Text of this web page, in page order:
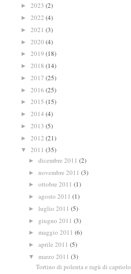
► 2023 (2)
► 2022 (4)
► 2021 (3)
► 2020 (4)
► 2019 (18)
► 2018 (14)
► 2017 (25)
► 2016 (25)
► 2015 (15)
► 2014 (4)
► 2013 (5)
► 2012 (21)
▼ 2011 (35)
► dicembre 2011 (2)
► novembre 2011 (3)
► ottobre 2011 (1)
► agosto 2011 (1)
► luglio 2011 (5)
► giugno 2011 (3)
► maggio 2011 (6)
► aprile 2011 (5)
▼ marzo 2011 (3)
Tortino di polenta e ragù di capriolo